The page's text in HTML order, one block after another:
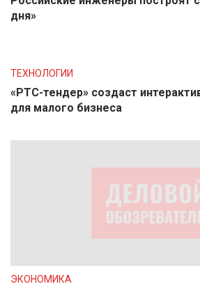
дня»
ТЕХНОЛОГИИ
«РТС-тендер» создаст
для малого бизнеса
ЭКОНОМИКА